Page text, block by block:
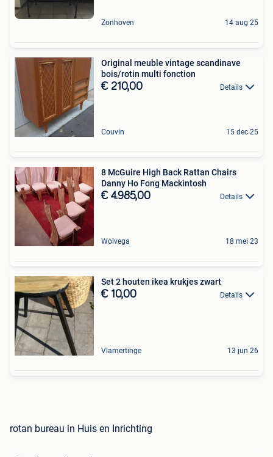
Zonhoven 14 aug 25
Original meuble vintage scandinave
bois/rotin multi fonction
€ 210,00 Details
Couvin 15 dec 25
8 McGuire High Back Rattan Chairs
Danny Ho Fong Mackintosh
€ 4.985,00 Details
Wolvega 18 mei 23
Set 2 houten ikea krukjes zwart
€ 10,00 Details
Vlamertinge 13 jun 26
rotan bureau in Huis en Inrichting